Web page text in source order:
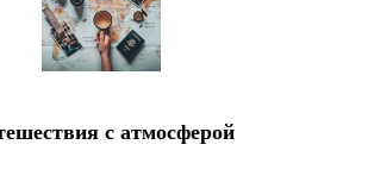
с атмосферой